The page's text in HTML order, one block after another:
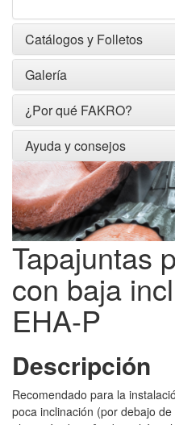
Catálogos y Folletos
Galería
¿Por qué FAKRO?
Ayuda y consejos
Tapajuntas
con baja
EHA-P
Descripción
Recomendado para la
poca inclinación (por debajo